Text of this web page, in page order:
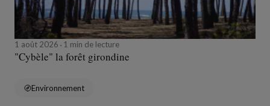
1 août 2026 1 min de lecture
"Cybèle" la forêt girondine
Environnement